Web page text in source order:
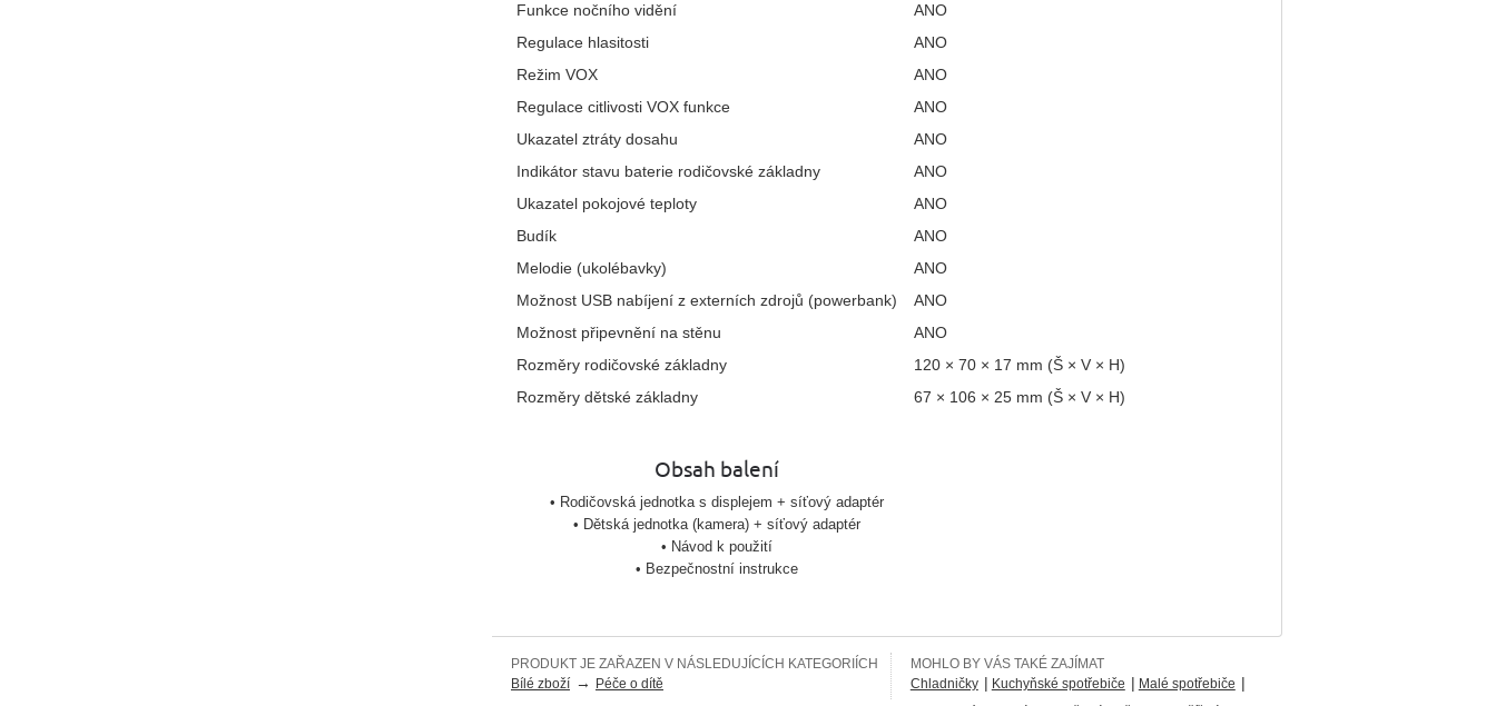
Funkce nočního vidění
ANO
Regulace hlasitosti
ANO
Režim VOX
ANO
Regulace citlivosti VOX funkce
ANO
Ukazatel ztráty dosahu
ANO
Indikátor stavu baterie rodičovské základny
ANO
Ukazatel pokojové teploty
ANO
Budík
ANO
Melodie (ukolébavky)
ANO
Možnost USB nabíjení z externích zdrojů (powerbank)
ANO
Možnost připevnění na stěnu
ANO
Rozměry rodičovské základny
120 × 70 × 17 mm (Š × V × H)
Rozměry dětské základny
67 × 106 × 25 mm (Š × V × H)
Obsah balení
• Rodičovská jednotka s displejem + síťový adaptér
• Dětská jednotka (kamera) + síťový adaptér
• Návod k použití
• Bezpečnostní instrukce
PRODUKT JE ZAŘAZEN V NÁSLEDUJÍCÍCH KATEGORIÍCH
Bílé zboží → Péče o dítě
MOHLO BY VÁS TAKÉ ZAJÍMAT
Chladničky | Kuchyňské spotřebiče | Malé spotřebiče |